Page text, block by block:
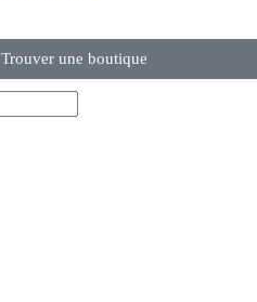
Trouver une boutique